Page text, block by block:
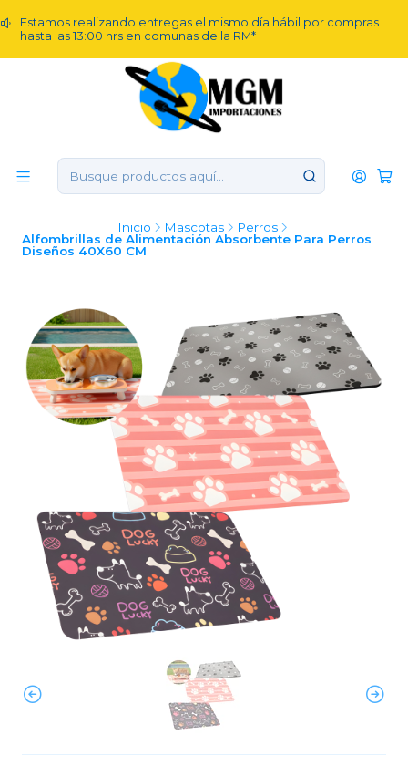
Estamos realizando entregas el mismo día hábil por compras
hasta las 13:00 hrs en comunas de la RM*
Inicio Mascotas
Perros
Alfombrillas de Alimentación Absorbente Para Perros
Diseños 40X60 CM